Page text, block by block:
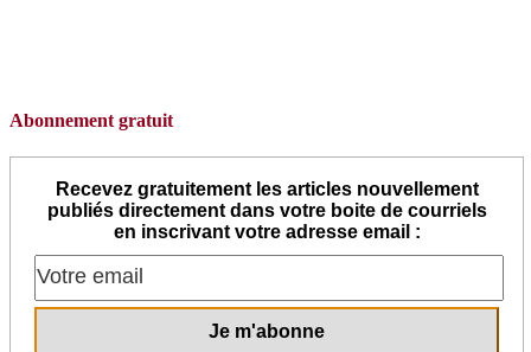
Abonnement gratuit
Recevez gratuitement les articles nouvellement
publiés directement dans votre boite de courriels
en inscrivant votre adresse email :